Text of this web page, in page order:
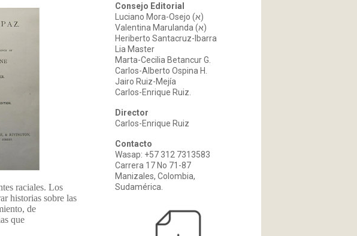
raciales. Los
historias sobre las
de
que
Consejo Editorial
Luciano Mora-Osejo (א)
Valentina Marulanda (א)
Heriberto Santacruz-Ibarra
Lia Master
Marta-Cecilia Betancur G.
Carlos-Alberto Ospina H.
Jairo Ruiz-Mejía
Carlos-Enrique Ruiz.
Director
Carlos-Enrique Ruiz
Contacto
Wasap: +57 312 7313583
Carrera 17 No 71-87
Manizales, Colombia,
Sudamérica.